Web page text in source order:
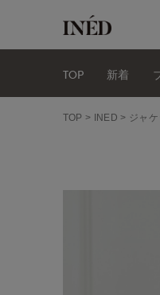
TOP 新着
TOP INED ジャケ